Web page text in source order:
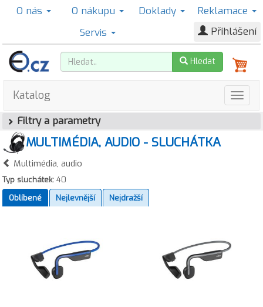
O nás O nákupu Doklady
Reklamace
Servis
Přihlášení
Hledat
Katalog
Filtry a parametry
MULTIMÉDIA, AUDIO - SLUCHÁTKA
Multimédia, audio
Typ sluchátek: 40
Oblíbené
Nejlevnější Nejdražší